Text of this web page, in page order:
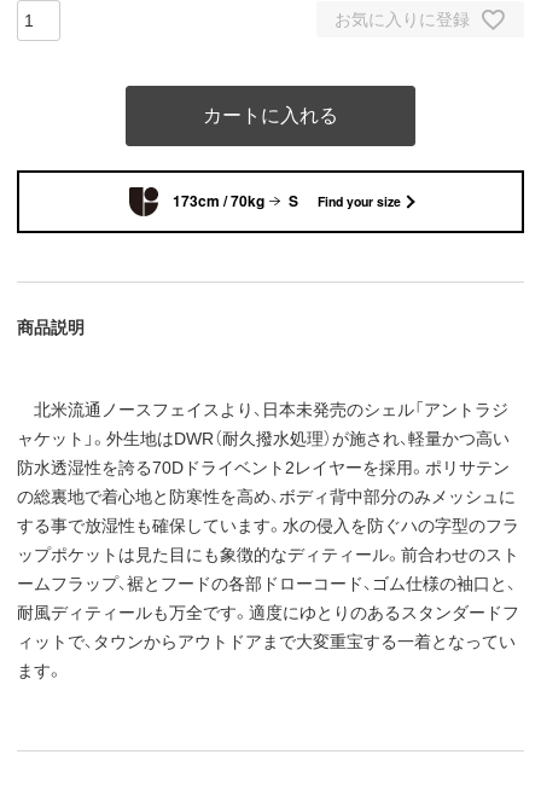
お気に入りに登録
カートに入れる
173cm / 70kg S Find your size
商品説明
北米流通ノースフェイスより、日本未発売のシェル「アントラジ
ャケット」。外生地はDWR（耐久撥水処理）が施され、軽量かつ高い
防水透湿性を誇る70Dドライベント2レイヤーを採用。ポリサテン
の総裏地で着心地と防寒性を高め、ボディ背中部分のみメッシュに
する事で放湿性も確保しています。水の侵入を防ぐハの字型のフラ
ップポケットは見た目にも象徴的なディティール。前合わせのスト
ームフラップ、裾とフードの各部ドローコード、ゴム仕様の袖口と、
耐風ディティールも万全です。適度にゆとりのあるスタンダードフ
ィットで、タウンからアウトドアまで大変重宝する一着となってい
ます。